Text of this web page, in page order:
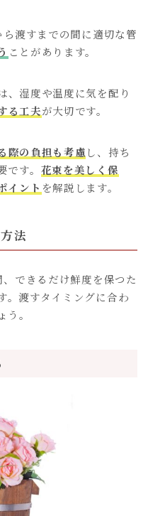
渡すまでの間に適切な管
ことがあります。
、湿度や温度に気を配り
る工夫が大切です。
際の負担も考慮し、持ち
す。 花束を美しく保
イント を解説します。
法
できるだけ鮮度を保つた
。渡すタイミングに合わ
。